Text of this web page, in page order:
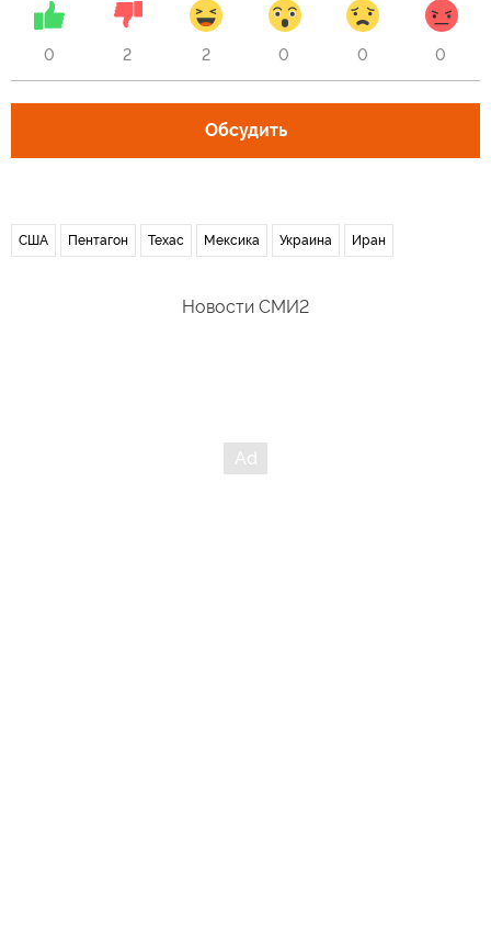
0 2 2 0 0 0
Обсудить
США Пентагон Техас Мексика Украина Иран
Новости СМИ2